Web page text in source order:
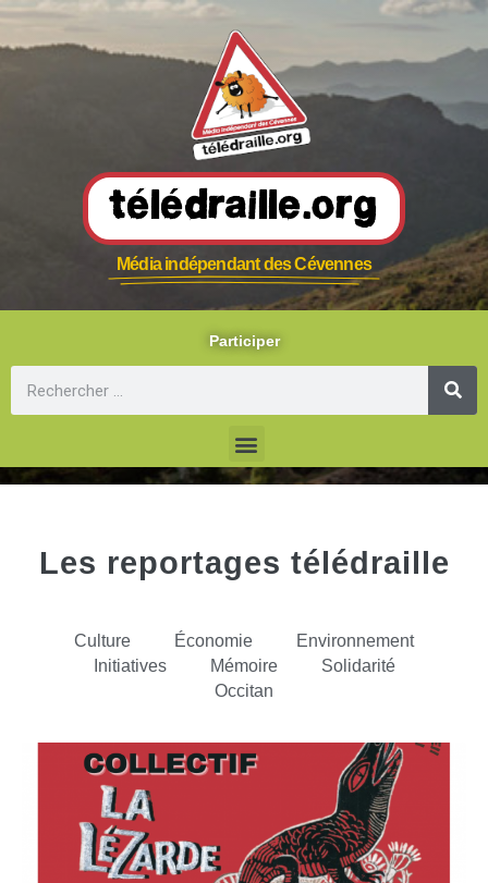
Télédraille.org
Média indépendant des Cévennes
Participer
Les reportages télédraille
Culture Économie
Environnement
Initiatives
Mémoire
Solidarité
Occitan